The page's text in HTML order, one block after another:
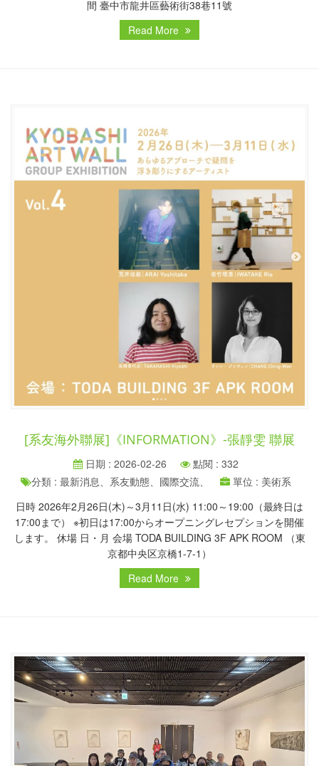
間 臺中市龍井區藝術街38巷11號
Read More
[系友海外聯展]《INFORMATION》-張靜雯 聯展
日期 : 2026-02-26
點閱 : 332
分類 : 最新消息、系友動態、國際交流、
單位 : 美術系
日時 2026年2月26日(木)～3月11日(水) 11:00～19:00（最終日は
17:00まで） ※初日は17:00からオープニングレセプションを開催
します。 休場 日・月 会場 TODA BUILDING 3F APK ROOM （東
京都中央区京橋1-7-1）
Read More